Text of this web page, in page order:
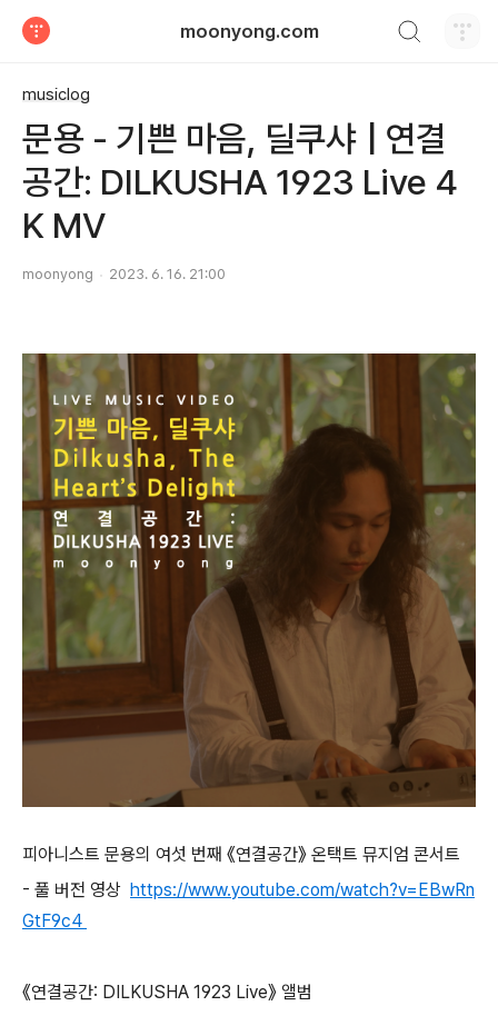
moonyong.com
musiclog
문용 - 기쁜 마음, 딜쿠샤 | 연결
공간: DILKUSHA 1923 Live 4
K MV
moonyong 2023. 6. 16. 21:00
피아니스트 문용의 여섯 번째 《연결공간》 온택트 뮤지엄 콘서트
- 풀 버전 영상 https://www.youtube.com/watch?v=EBwRn
GtF9c4
《연결공간: DILKUSHA 1923 Live》 앨범